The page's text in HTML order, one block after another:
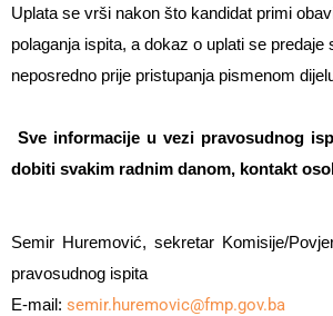
Uplata se vrši nakon što kandidat primi
polaganja ispita, a dokaz o uplati se predaje
neposredno prije pristupanja pismenom
Sve informacije u vezi pravosudnog
dobiti svakim radnim danom, kontakt
Semir Huremović, sekretar Komisije/
pravosudnog ispita
E-mail: semir.huremovic@fmp.gov.ba